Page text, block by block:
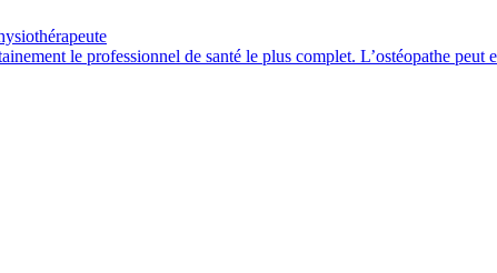
le professionnel de santé le plus complet. L’ostéopathe